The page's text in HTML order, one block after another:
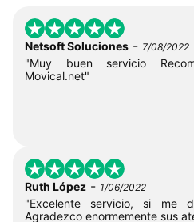
Netsoft Soluciones - 7/08/2022
"Muy buen servicio
Movical.net"
Ruth López - 1/06/2022
"Excelente servicio, si me
Agradezco enormemente sus